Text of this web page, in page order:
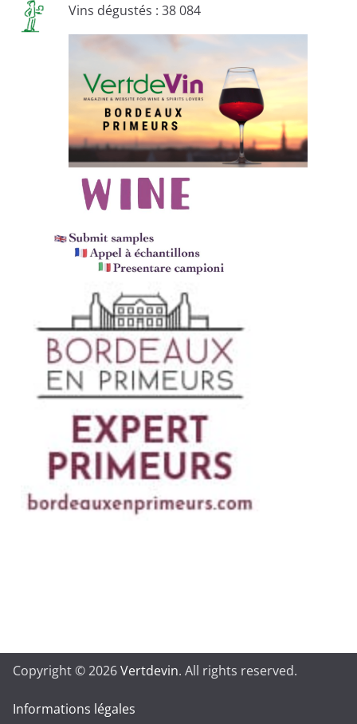
Vins dégustés : 38 084
Copyright © 2026Vertdevin. All rights reserved.
Informations légales